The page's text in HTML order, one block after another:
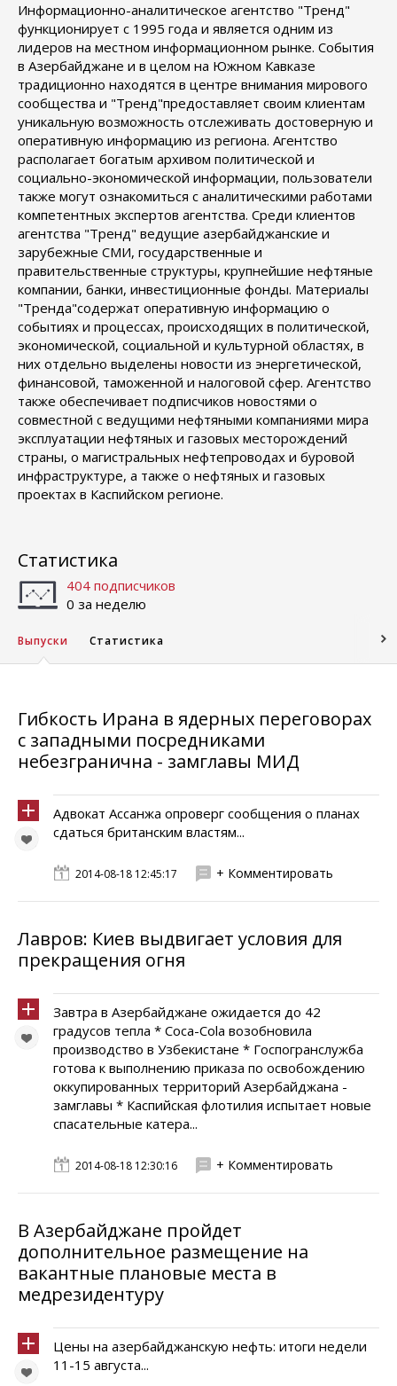
Информационно-аналитическое агентство "Тренд"
функционирует с 1995 года и является одним из
лидеров на местном информационном рынке. События
в Азербайджане и в целом на Южном Кавказе
традиционно находятся в центре внимания мирового
сообщества и "Тренд"предоставляет своим клиентам
уникальную возможность отслеживать достоверную и
оперативную информацию из региона. Агентство
располагает богатым архивом политической и
социально-экономической информации, пользователи
также могут ознакомиться с аналитическими работами
компетентных экспертов агентства. Среди клиентов
агентства "Тренд" ведущие азербайджанские и
зарубежные СМИ, государственные и
правительственные структуры, крупнейшие нефтяные
компании, банки, инвестиционные фонды. Материалы
"Тренда"содержат оперативную информацию о
событиях и процессах, происходящих в политической,
экономической, социальной и культурной областях, в
них отдельно выделены новости из энергетической,
финансовой, таможенной и налоговой сфер. Агентство
также обеспечивает подписчиков новостями о
совместной с ведущими нефтяными компаниями мира
эксплуатации нефтяных и газовых месторождений
страны, о магистральных нефтепроводах и буровой
инфраструктуре, а также о нефтяных и газовых
проектах в Каспийском регионе.
Статистика
404 подписчиков
0 за неделю
Выпуски Статистика
Гибкость Ирана в ядерных переговорах
с западными посредниками
небезгранична - замглавы МИД
Адвокат Ассанжа опроверг сообщения о планах
сдаться британским властям...
2014-08-18 12:45:17 + Комментировать
Лавров: Киев выдвигает условия для
прекращения огня
Завтра в Азербайджане ожидается до 42
градусов тепла * Coca-Cola возобновила
производство в Узбекистане * Госпогранслужба
готова к выполнению приказа по освобождению
оккупированных территорий Азербайджана -
замглавы * Каспийская флотилия испытает новые
спасательные катера...
2014-08-18 12:30:16 + Комментировать
В Азербайджане пройдет
дополнительное размещение на
вакантные плановые места в
медрезидентуру
Цены на азербайджанскую нефть: итоги недели
11-15 августа...